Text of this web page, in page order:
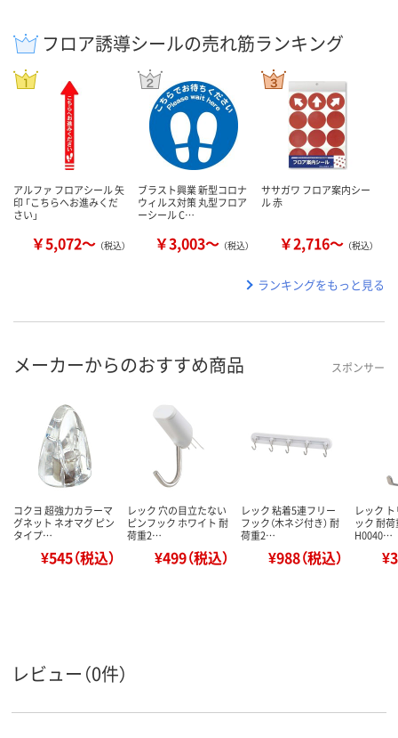
フロア誘導シールの売れ筋ランキング
アルファ フロアシール 矢
印 「こちらへお進みくだ
さい」
￥5,072～ （税込）
ブラスト興業 新型コロナ
ウィルス対策 丸型フロア
ーシール C…
￥3,003～ （税込）
ササガワ フロア案内シー
ル 赤
￥2,716～ （税込）
ランキングをもっと見る
メーカーからのおすすめ商品 スポンサー
コクヨ 超強力カラーマ
グネット ネオマグ ピン
タイプ…
¥545（税込）
レック 穴の目立たない
ピンフック ホワイト 耐
荷重2…
¥499（税込）
レック 粘着5連フリー
フック（木ネジ付き） 耐
荷重2…
¥988（税込）
レック
ック 耐
H0040…
レビュー（0件）